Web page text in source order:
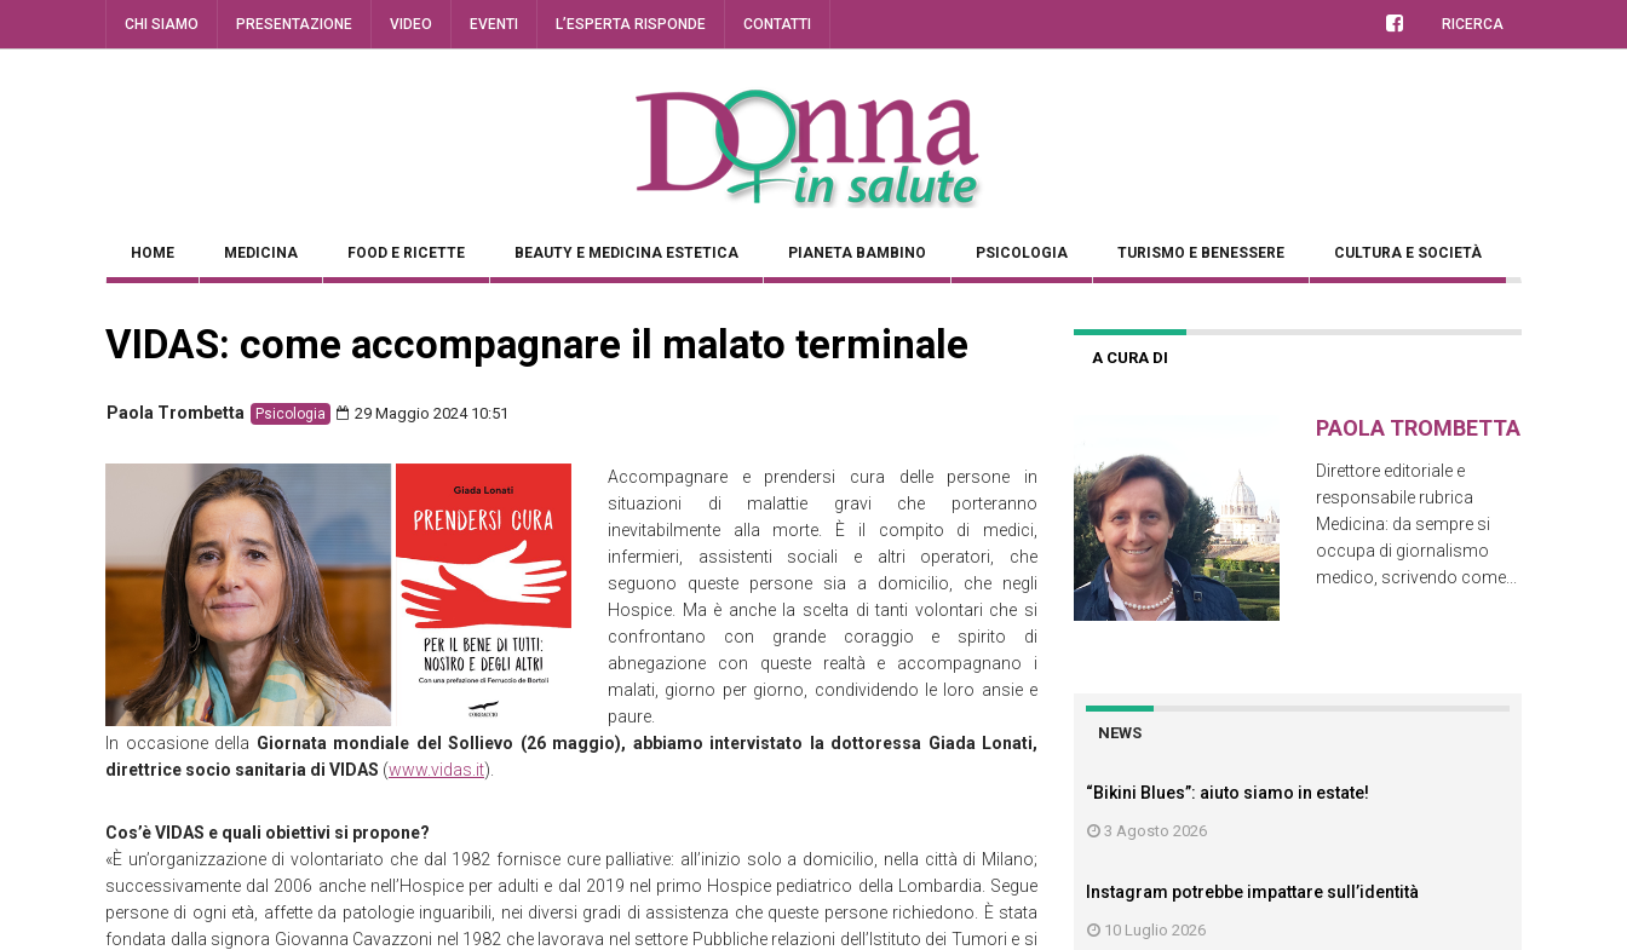
CHI SIAMO PRESENTAZIONE VIDEO EVENTI L’ESPERTA RISPONDE CONTATTI RICERCA
HOME MEDICINA FOOD E RICETTE BEAUTY E MEDICINA ESTETICA PIANETA BAMBINO PSICOLOGIA TURISMO E BENESSERE CULTURA E SOCIETÀ
VIDAS: come accompagnare il malato terminale
Paola Trombetta Psicologia 29 Maggio 2024 10:51
Accompagnare e prendersi cura delle persone in
situazioni di malattie gravi che porteranno
inevitabilmente alla morte. È il compito di medici,
infermieri, assistenti sociali e altri operatori, che
seguono queste persone sia a domicilio, che negli
Hospice. Ma è anche la scelta di tanti volontari che si
confrontano con grande coraggio e spirito di
abnegazione con queste realtà e accompagnano i
malati, giorno per giorno, condividendo le loro ansie e
paure.
In occasione della Giornata mondiale del Sollievo (26 maggio), abbiamo intervistato la dottoressa Giada Lonati,
direttrice socio sanitaria di VIDAS (www.vidas.it).
Cos’è VIDAS e quali obiettivi si propone?
«È un’organizzazione di volontariato che dal 1982 fornisce cure palliative: all’inizio solo a domicilio, nella città di Milano;
successivamente dal 2006 anche nell’Hospice per adulti e dal 2019 nel primo Hospice pediatrico della Lombardia. Segue
persone di ogni età, affette da patologie inguaribili, nei diversi gradi di assistenza che queste persone richiedono. È stata
fondata dalla signora Giovanna Cavazzoni nel 1982 che lavorava nel settore Pubbliche relazioni dell’Istituto dei Tumori e si
A CURA DI
PAOLA TROMBETTA
Direttore editoriale e
responsabile rubrica
Medicina: da sempre si
occupa di giornalismo
medico, scrivendo come...
NEWS
“Bikini Blues”: aiuto siamo in estate!
3 Agosto 2026
Instagram potrebbe impattare sull’identità
10 Luglio 2026